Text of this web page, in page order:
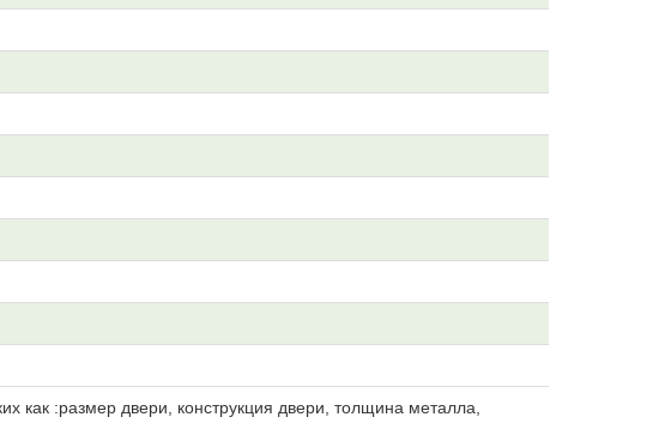
как :размер двери, конструкция двери, толщина металла,